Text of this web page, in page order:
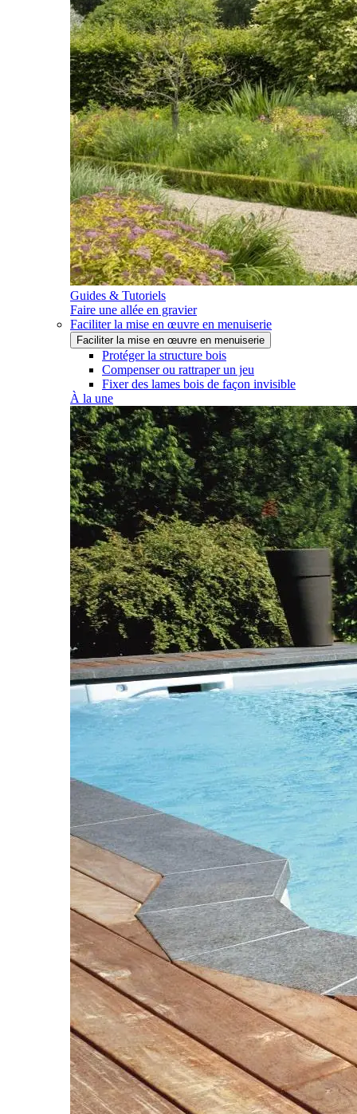
Guides & Tutoriels
Faire une allée en gravier
Faciliter la mise en œuvre en menuiserie
Faciliter la mise en œuvre en menuiserie
Protéger la structure bois
Compenser ou rattraper un jeu
Fixer des lames bois de façon invisible
À la une